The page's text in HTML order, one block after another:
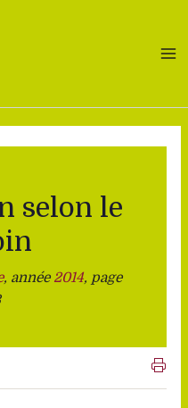
selon le
, année 2014, page